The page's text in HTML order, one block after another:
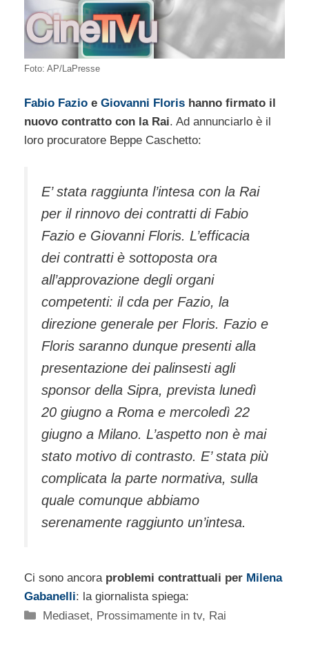
Foto: AP/LaPresse
Fabio Fazio e Giovanni Floris hanno firmato il
nuovo contratto con la Rai. Ad annunciarlo è il
loro procuratore Beppe Caschetto:
E’ stata raggiunta l’intesa con la Rai
per il rinnovo dei contratti di Fabio
Fazio e Giovanni Floris. L’efficacia
dei contratti è sottoposta ora
all’approvazione degli organi
competenti: il cda per Fazio, la
direzione generale per Floris. Fazio e
Floris saranno dunque presenti alla
presentazione dei palinsesti agli
sponsor della Sipra, prevista lunedì
20 giugno a Roma e mercoledì 22
giugno a Milano. L’aspetto non è mai
stato motivo di contrasto. E’ stata più
complicata la parte normativa, sulla
quale comunque abbiamo
serenamente raggiunto un’intesa.
Ci sono ancora problemi contrattuali per Milena
Gabanelli: la giornalista spiega:
Categorie
Mediaset, Prossimamente in tv, Rai